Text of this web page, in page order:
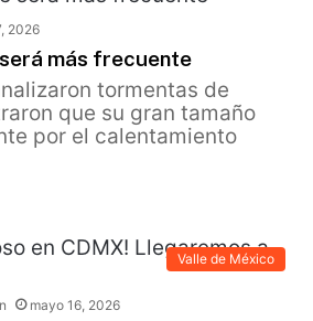
2026
más frecuente
tormentas de
que su gran tamaño
por el calentamiento
Valle de México
mayo 16, 2026